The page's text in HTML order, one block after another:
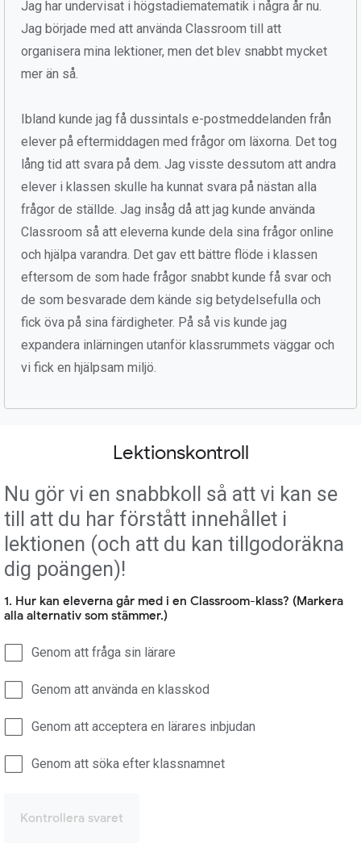
Jag har undervisat i högstadiematematik i några år nu.
Jag började med att använda Classroom till att
organisera mina lektioner, men det blev snabbt mycket
mer än så.
Ibland kunde jag få dussintals e-postmeddelanden från
elever på eftermiddagen med frågor om läxorna. Det tog
lång tid att svara på dem. Jag visste dessutom att andra
elever i klassen skulle ha kunnat svara på nästan alla
frågor de ställde. Jag insåg då att jag kunde använda
Classroom så att eleverna kunde dela sina frågor online
och hjälpa varandra. Det gav ett bättre flöde i klassen
eftersom de som hade frågor snabbt kunde få svar och
de som besvarade dem kände sig betydelsefulla och
fick öva på sina färdigheter. På så vis kunde jag
expandera inlärningen utanför klassrummets väggar och
vi fick en hjälpsam miljö.
Lektionskontroll
Nu gör vi en snabbkoll så att vi kan se
till att du har förstått innehållet i
lektionen (och att du kan tillgodoräkna
dig poängen)!
1. Hur kan eleverna går med i en Classroom-klass? (Markera
alla alternativ som stämmer.)
Genom att fråga sin lärare
Genom att använda en klasskod
Genom att acceptera en lärares inbjudan
Genom att söka efter klassnamnet
Kontrollera svaret